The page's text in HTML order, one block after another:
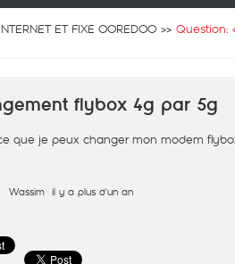
INTERNET ET FIXE OOREDOO Question:
flybox 4g par 5g
que je peux changer mon modem
Wassim il y a plus d'un an